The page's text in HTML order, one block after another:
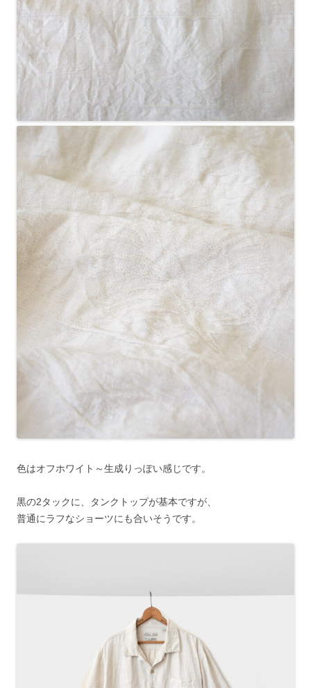
色はオフホワイト～生成りっぽい感じです。
黒の2タックに、タンクトップが基本ですが、
普通にラフなショーツにも合いそうです。